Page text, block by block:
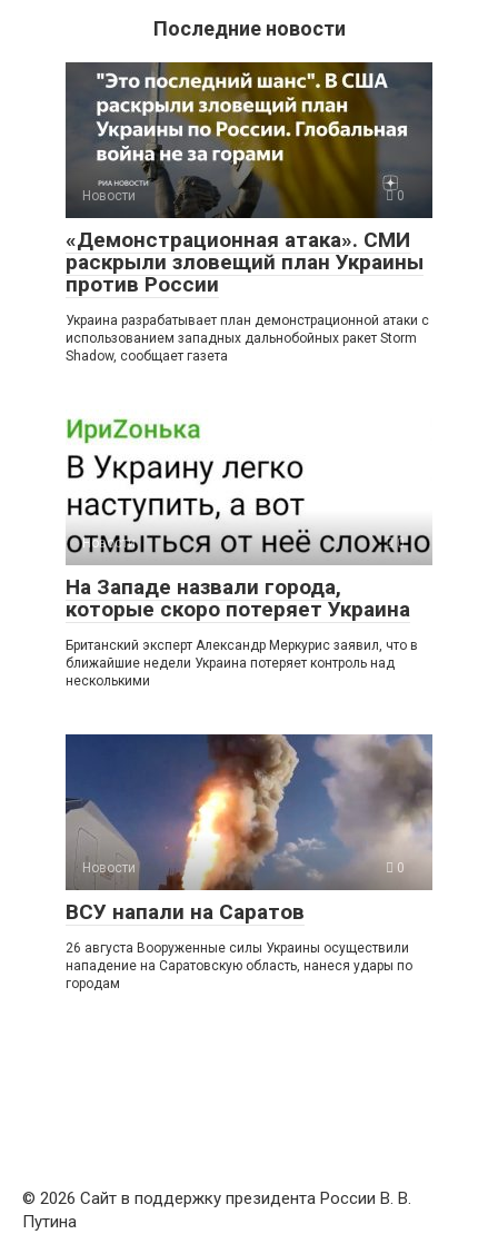
Последние новости
Новости 0
«Демонстрационная атака». СМИ
раскрыли зловещий план Украины
против России
Украина разрабатывает план демонстрационной атаки с
использованием западных дальнобойных ракет Storm
Shadow, сообщает газета
Новости 0
На Западе назвали города,
которые скоро потеряет Украина
Британский эксперт Александр Меркурис заявил, что в
ближайшие недели Украина потеряет контроль над
несколькими
Новости 0
ВСУ напали на Саратов
26 августа Вооруженные силы Украины осуществили
нападение на Саратовскую область, нанеся удары по
городам
© 2026 Сайт в поддержку президента России В. В.
Путина